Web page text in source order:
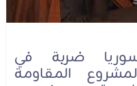
ضربة في
المقاومة